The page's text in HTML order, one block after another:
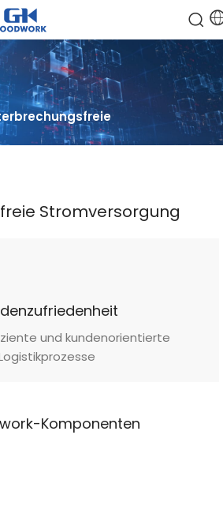
Stromversorgung
und kundenorientierte
Komponenten